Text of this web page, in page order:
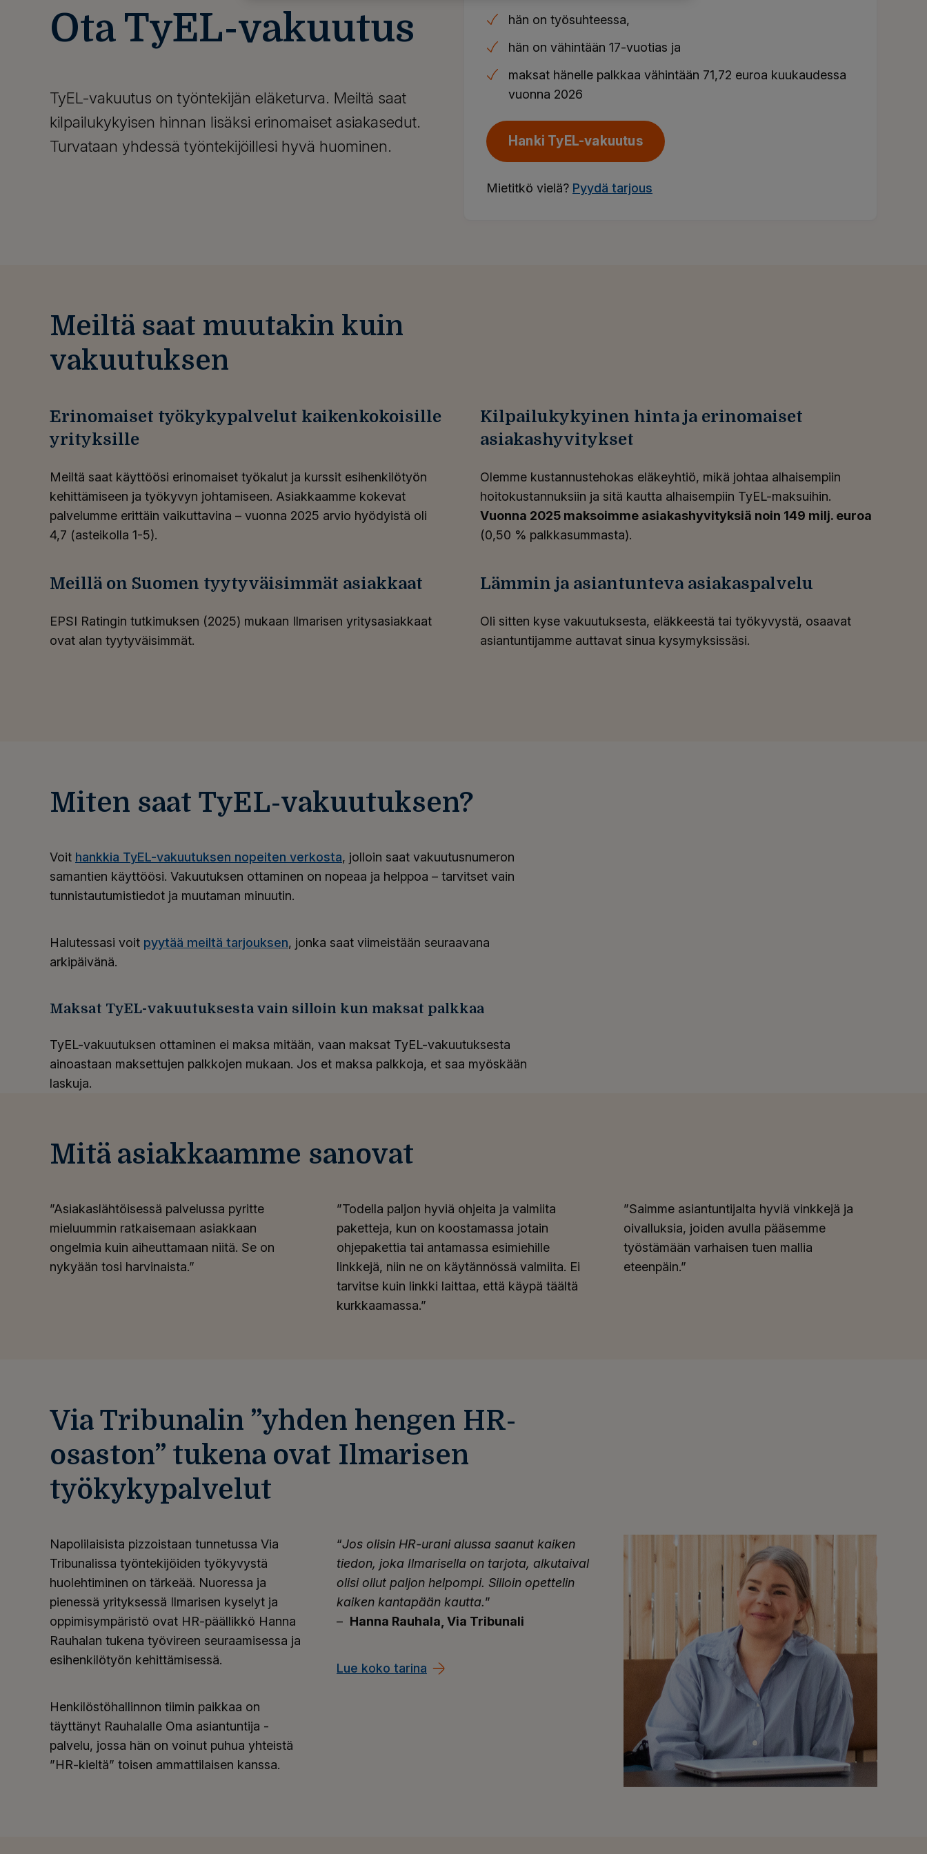
Ota TyEL-vakuutus
TyEL-vakuutus on työntekijän eläketurva. Meiltä saat
kilpailukykyisen hinnan lisäksi erinomaiset asiakasedut.
Turvataan yhdessä työntekijöillesi hyvä huominen.
hän on työsuhteessa,
hän on vähintään 17-vuotias ja
maksat hänelle palkkaa vähintään 71,72 euroa kuukaudessa
vuonna 2026
Hanki TyEL-vakuutus
Mietitkö vielä? Pyydä tarjous
Meiltä saat muutakin kuin
vakuutuksen
Erinomaiset työkykypalvelut kaikenkokoisille
yrityksille
Meiltä saat käyttöösi erinomaiset työkalut ja kurssit esihenkilötyön
kehittämiseen ja työkyvyn johtamiseen. Asiakkaamme kokevat
palvelumme erittäin vaikuttavina – vuonna 2025 arvio hyödyistä oli
4,7 (asteikolla 1-5).
Meillä on Suomen tyytyväisimmät asiakkaat
EPSI Ratingin tutkimuksen (2025) mukaan Ilmarisen yritysasiakkaat
ovat alan tyytyväisimmät.
Kilpailukykyinen hinta ja erinomaiset
asiakashyvitykset
Olemme kustannustehokas eläkeyhtiö, mikä johtaa alhaisempiin
hoitokustannuksiin ja sitä kautta alhaisempiin TyEL-maksuihin.
Vuonna 2025 maksoimme asiakashyvityksiä noin 149 milj. euroa
(0,50 % palkkasummasta).
Lämmin ja asiantunteva asiakaspalvelu
Oli sitten kyse vakuutuksesta, eläkkeestä tai työkyvystä, osaavat
asiantuntijamme auttavat sinua kysymyksissäsi.
Miten saat TyEL-vakuutuksen?
Voit hankkia TyEL-vakuutuksen nopeiten verkosta, jolloin saat vakuutusnumeron
samantien käyttöösi. Vakuutuksen ottaminen on nopeaa ja helppoa – tarvitset vain
tunnistautumistiedot ja muutaman minuutin.
Halutessasi voit pyytää meiltä tarjouksen, jonka saat viimeistään seuraavana
arkipäivänä.
Maksat TyEL-vakuutuksesta vain silloin kun maksat palkkaa
TyEL-vakuutuksen ottaminen ei maksa mitään, vaan maksat TyEL-vakuutuksesta
ainoastaan maksettujen palkkojen mukaan. Jos et maksa palkkoja, et saa myöskään
laskuja.
Mitä asiakkaamme sanovat
”Asiakaslähtöisessä palvelussa pyritte
mieluummin ratkaisemaan asiakkaan
ongelmia kuin aiheuttamaan niitä. Se on
nykyään tosi harvinaista.”
”Todella paljon hyviä ohjeita ja valmiita
paketteja, kun on koostamassa jotain
ohjepakettia tai antamassa esimiehille
linkkejä, niin ne on käytännössä valmiita. Ei
tarvitse kuin linkki laittaa, että käypä täältä
kurkkaamassa.”
”Saimme asiantuntijalta hyviä vinkkejä ja
oivalluksia, joiden avulla pääsemme
työstämään varhaisen tuen mallia
eteenpäin.”
Via Tribunalin ”yhden hengen HR-
osaston” tukena ovat Ilmarisen
työkykypalvelut
Napolilaisista pizzoistaan tunnetussa Via
Tribunalissa työntekijöiden työkyvystä
huolehtiminen on tärkeää. Nuoressa ja
pienessä yrityksessä Ilmarisen kyselyt ja
oppimisympäristö ovat HR-päällikkö Hanna
Rauhalan tukena työvireen seuraamisessa ja
esihenkilötyön kehittämisessä.
Henkilöstöhallinnon tiimin paikkaa on
täyttänyt Rauhalalle Oma asiantuntija -
palvelu, jossa hän on voinut puhua yhteistä
”HR-kieltä” toisen ammattilaisen kanssa.
“Jos olisin HR-urani alussa saanut kaiken
tiedon, joka Ilmarisella on tarjota, alkutaival
olisi ollut paljon helpompi. Silloin opettelin
kaiken kantapään kautta.”
– Hanna Rauhala, Via Tribunali
Lue koko tarina